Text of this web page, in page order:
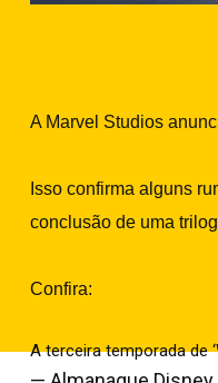
A Marvel Studios
Isso confirma alguns
conclusão de uma
Confira:
A terceira temporada de